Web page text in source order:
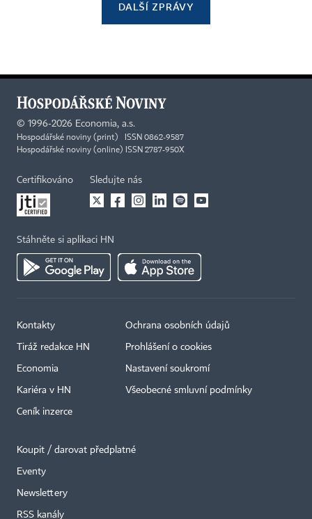
DALŠÍ ZPRÁVY
© 1996-2026 Economia, a.s.
Hospodářské noviny (print) ISSN 0862-9587
Hospodářské noviny (online) ISSN 2787-950X
Certifikováno Sledujte nás
Stáhněte si aplikaci HN
Kontakty
Tiráž redakce HN
Economia
Kariéra v HN
Ceník inzerce
Ochrana osobních údajů
Prohlášení o cookies
Nastavení soukromí
Všeobecné smluvní podmínky
Koupit / darovat předplatné
Eventy
Newslettery
RSS kanály